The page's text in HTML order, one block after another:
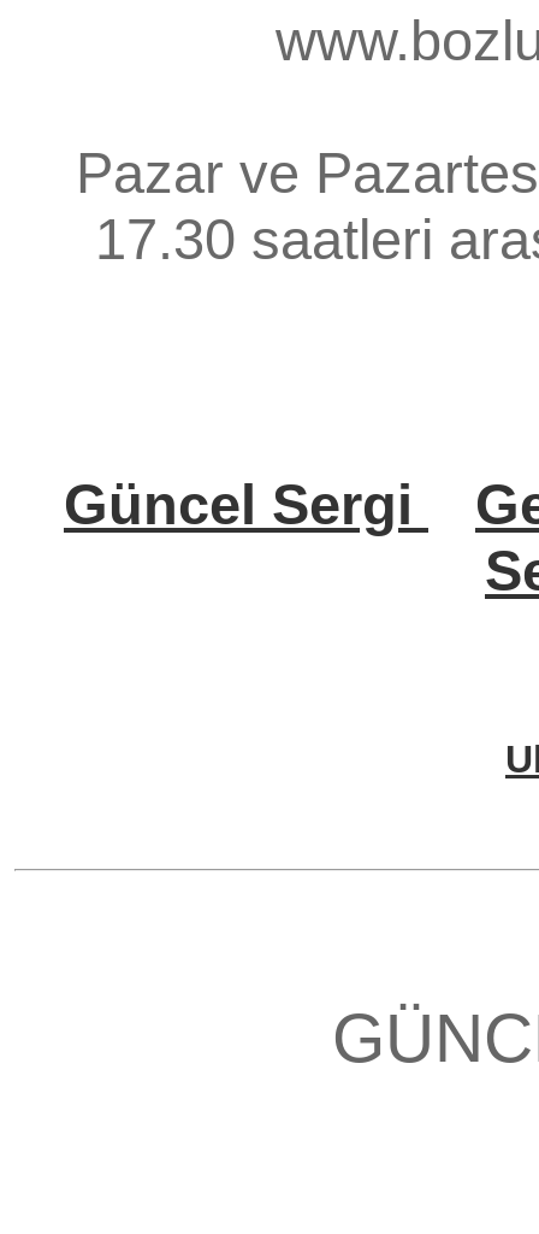
Pazar ve
17.30 saatleri
Güncel Sergi